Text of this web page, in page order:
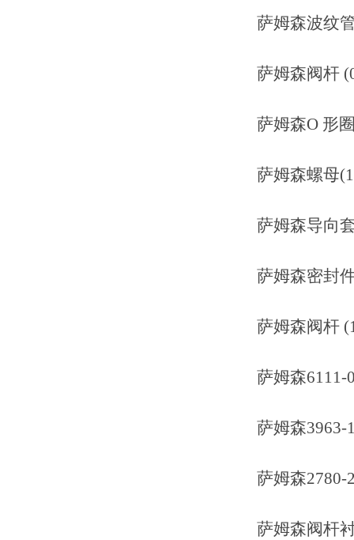
萨姆森波纹管
萨姆森阀杆
萨姆森O 形圈
萨姆森螺母
萨姆森导向套
萨姆森密封件
萨姆森阀杆
萨姆森6111-
萨姆森3963-
萨姆森2780-
萨姆森阀杆衬